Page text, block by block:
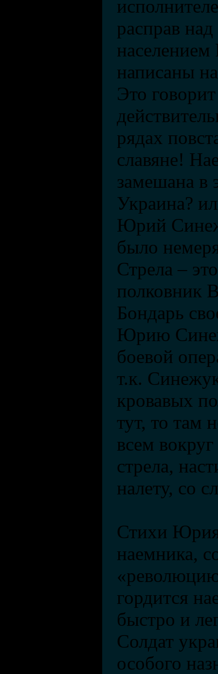
расправ
написаны
Это
рядах
славяне!
замешана в
Украина?
Юрий
было
Стрела –
полковник
Бондарь
Юрию
боевой
т.к.
кровавых
тут, то там
всем
стрела,
налету, со
Стихи
наемника,
гордится
быстро и
Солдат
особого